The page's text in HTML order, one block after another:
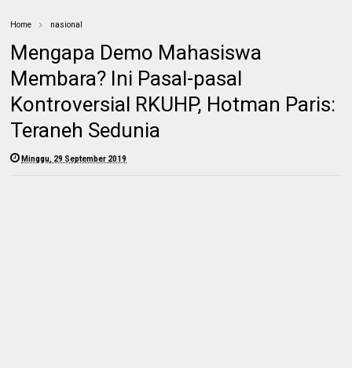
Home nasional
Mengapa Demo Mahasiswa
Membara? Ini Pasal-pasal
Kontroversial RKUHP, Hotman Paris:
Teraneh Sedunia
Minggu, 29 September 2019